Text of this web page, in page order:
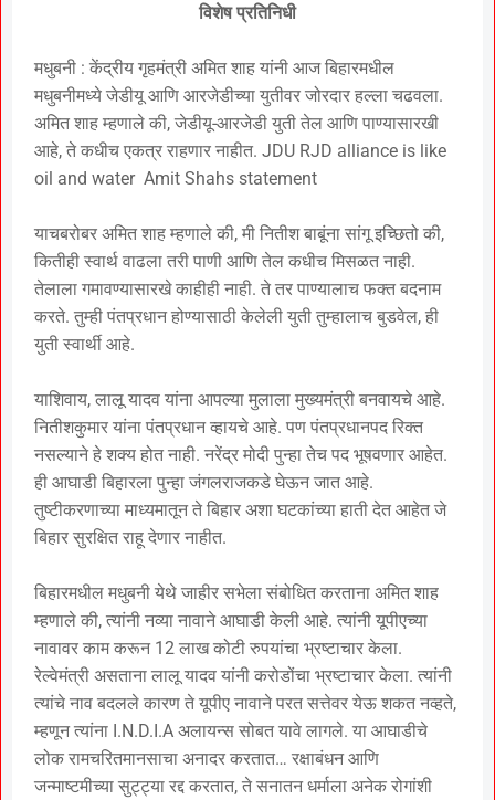
विशेष प्रतिनिधी
मधुबनी : केंद्रीय गृहमंत्री अमित शाह यांनी आज बिहारमधील
मधुबनीमध्ये जेडीयू आणि आरजेडीच्या युतीवर जोरदार हल्ला चढवला.
अमित शाह म्हणाले की, जेडीयू-आरजेडी युती तेल आणि पाण्यासारखी
आहे, ते कधीच एकत्र राहणार नाहीत. JDU RJD alliance is like
oil and water Amit Shahs statement
याचबरोबर अमित शाह म्हणाले की, मी नितीश बाबूंना सांगू इच्छितो की,
कितीही स्वार्थ वाढला तरी पाणी आणि तेल कधीच मिसळत नाही.
तेलाला गमावण्यासारखे काहीही नाही. ते तर पाण्यालाच फक्त बदनाम
करते. तुम्ही पंतप्रधान होण्यासाठी केलेली युती तुम्हालाच बुडवेल, ही
युती स्वार्थी आहे.
याशिवाय, लालू यादव यांना आपल्या मुलाला मुख्यमंत्री बनवायचे आहे.
नितीशकुमार यांना पंतप्रधान व्हायचे आहे. पण पंतप्रधानपद रिक्त
नसल्याने हे शक्य होत नाही. नरेंद्र मोदी पुन्हा तेच पद भूषवणार आहेत.
ही आघाडी बिहारला पुन्हा जंगलराजकडे घेऊन जात आहे.
तुष्टीकरणाच्या माध्यमातून ते बिहार अशा घटकांच्या हाती देत ​​आहेत जे
बिहार सुरक्षित राहू देणार नाहीत.
बिहारमधील मधुबनी येथे जाहीर सभेला संबोधित करताना अमित शाह
म्हणाले की, त्यांनी नव्या नावाने आघाडी केली आहे. त्यांनी यूपीएच्या
नावावर काम करून 12 लाख कोटी रुपयांचा भ्रष्टाचार केला.
रेल्वेमंत्री असताना लालू यादव यांनी करोडोंचा भ्रष्टाचार केला. त्यांनी
त्यांचे नाव बदलले कारण ते यूपीए नावाने परत सत्तेवर येऊ शकत नव्हते,
म्हणून त्यांना I.N.D.I.A अलायन्स सोबत यावे लागले. या आघाडीचे
लोक रामचरितमानसाचा अनादर करतात… रक्षाबंधन आणि
जन्माष्टमीच्या सुट्ट्या रद्द करतात, ते सनातन धर्माला अनेक रोगांशी